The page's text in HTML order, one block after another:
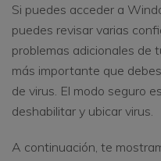
Si puedes acceder a
puedes revisar varias
problemas adicionales de
más importante que
de virus. El modo seguro
deshabilitar y ubicar virus.
A continuación, te